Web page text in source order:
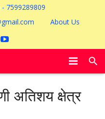
7599289809
About Us
अतिशय क्षेत्र